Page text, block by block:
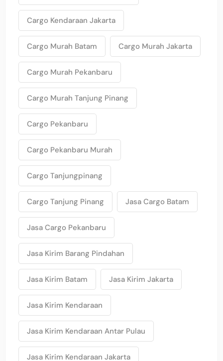
Cargo Kendaraan Jakarta
Cargo Murah Batam Cargo Murah Jakarta
Cargo Murah Pekanbaru
Cargo Murah Tanjung Pinang
Cargo Pekanbaru
Cargo Pekanbaru Murah
Cargo Tanjungpinang
Cargo Tanjung Pinang Jasa Cargo Batam
Jasa Cargo Pekanbaru
Jasa Kirim Barang Pindahan
Jasa Kirim Batam Jasa Kirim Jakarta
Jasa Kirim Kendaraan
Jasa Kirim Kendaraan Antar Pulau
Jasa Kirim Kendaraan Jakarta